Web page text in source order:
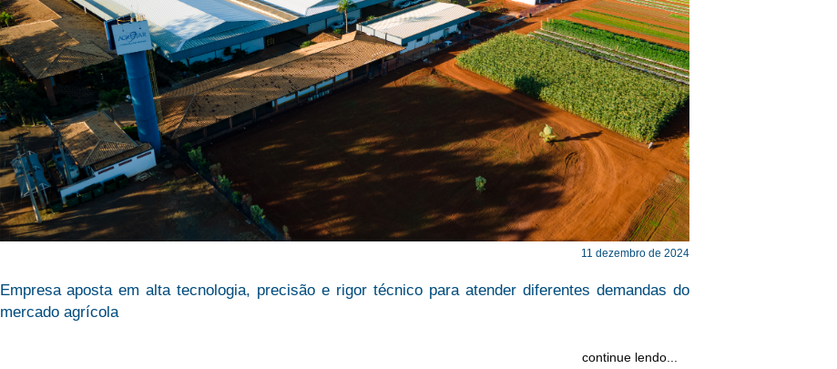
11 dezembro de 2024
Empresa aposta em alta tecnologia, precisão e rigor técnico para atender diferentes demandas do
mercado agrícola
continue lendo...